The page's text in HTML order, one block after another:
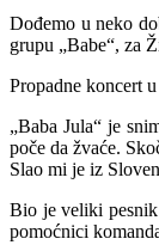
Dođemo u neko
grupu „Babe“, za
Propadne koncert
„Baba Jula“ je
poče da žvaće.
Slao mi je iz
Bio je veliki pesnik
pomoćnici